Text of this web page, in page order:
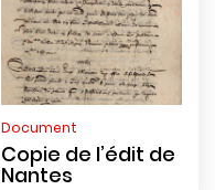
Document
Copie de l’édit de
Nantes